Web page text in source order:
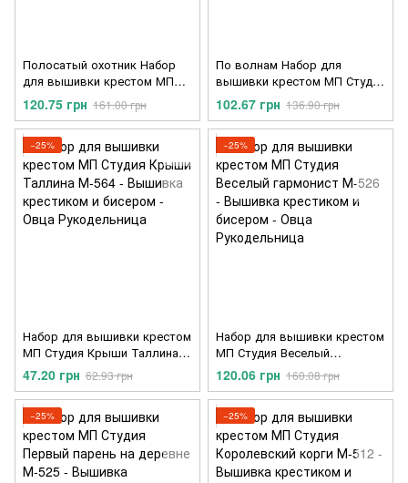
Полосатый охотник Набор
для вышивки крестом МП
Студия М-621
120.75 грн 161.00 грн
По волнам Набор для
вышивки крестом МП Студия
М-594
102.67 грн 136.90 грн
−25%
Набор для вышивки крестом
МП Студия Крыши Таллина
М-564
47.20 грн 62.93 грн
−25%
Набор для вышивки крестом
МП Студия Веселый
гармонист М-526
120.06 грн 160.08 грн
−25% −25%